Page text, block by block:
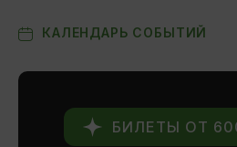
КАЛЕНДАРЬ СОБЫТИЙ
БИЛЕТЫ ОТ